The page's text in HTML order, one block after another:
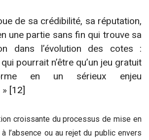
de sa crédibilité, sa réputation,
une partie sans fin qui trouve sa
dans l’évolution des cotes :
pourrait n’être qu’un jeu gratuit
en un sérieux enjeu
[12]
croissante du processus de mise en
l’absence ou au rejet du public envers